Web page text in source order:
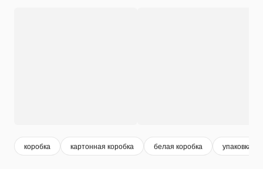
коробка картонная коробка белая коробка упаковка